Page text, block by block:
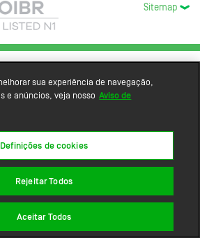
Sitemap
sua experiência de navegação,
e anúncios, veja nosso Aviso de
Definições de cookies
Rejeitar Todos
Aceitar Todos